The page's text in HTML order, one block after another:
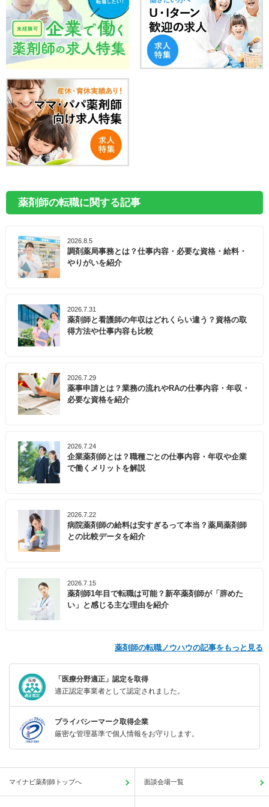
薬剤師の転職に関する記事
2026.8.5
調剤薬局事務とは？仕事内容・必要な資格・給料・
やりがいを紹介
2026.7.31
薬剤師と看護師の年収はどれくらい違う？資格の取
得方法や仕事内容も比較
2026.7.29
薬事申請とは？業務の流れやRAの仕事内容・年収・
必要な資格を紹介
2026.7.24
企業薬剤師とは？職種ごとの仕事内容・年収や企業
で働くメリットを解説
2026.7.22
病院薬剤師の給料は安すぎるって本当？薬局薬剤師
との比較データを紹介
2026.7.15
薬剤師1年目で転職は可能？新卒薬剤師が「辞めた
い」と感じる主な理由を紹介
薬剤師の転職ノウハウの記事をもっと見る
「医療分野適正」認定を取得
適正認定事業者として認定されました。
プライバシーマーク取得企業
厳密な管理基準で個人情報をお守りします。
マイナビ薬剤師トップへ 面談会場一覧